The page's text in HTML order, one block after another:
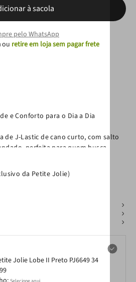
à sacola
pelo WhatsApp
ou retire em loja sem pagar frete
e Conforto para o Dia a Dia
de J-Lastic de cano curto, com salto
perfeita para quem busca
Possui puxador na parte traseira e
interna, facilitando o calce, além de
garante conforto ao longo do dia.
e solado levemente tratorado, a Lobe
com diferentes produções:
hour. Um toque de estilo fácil e
da Petite Jolie)
Jolie Lobe II Preto PJ6649 34